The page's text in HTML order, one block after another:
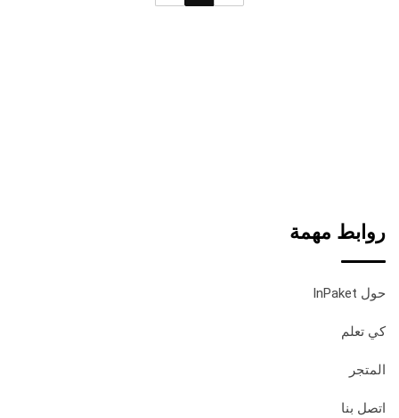
روابط مهمة
حول InPaket
كي تعلم
المتجر
اتصل بنا